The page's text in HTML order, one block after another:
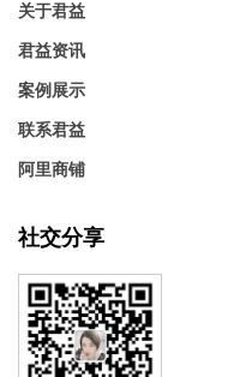
关于君益
君益资讯
案例展示
联系君益
阿里商铺
社交分享